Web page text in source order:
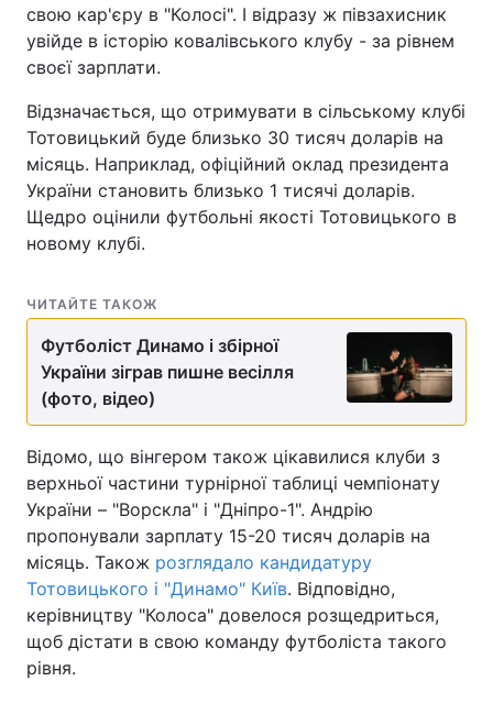
свою кар'єру в "Колосі". І відразу ж півзахисник
увійде в історію ковалівського клубу - за рівнем
своєї зарплати.
Відзначається, що отримувати в сільському клубі
Тотовицький буде близько 30 тисяч доларів на
місяць. Наприклад, офіційний оклад президента
України становить близько 1 тисячі доларів.
Щедро оцінили футбольні якості Тотовицького в
новому клубі.
ЧИТАЙТЕ ТАКОЖ
Футболіст Динамо і збірної
України зіграв пишне весілля
(фото, відео)
Відомо, що вінгером також цікавилися клуби з
верхньої частини турнірної таблиці чемпіонату
України – "Ворскла" і "Дніпро-1". Андрію
пропонували зарплату 15-20 тисяч доларів на
місяць. Також розглядало кандидатуру
Тотовицького і "Динамо" Київ. Відповідно,
керівництву "Колоса" довелося розщедриться,
щоб дістати в свою команду футболіста такого
рівня.